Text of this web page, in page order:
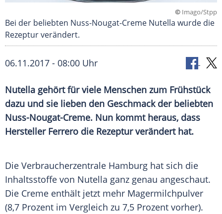
© Imago/Stpp
Bei der beliebten Nuss-Nougat-Creme Nutella wurde die
Rezeptur verändert.
06.11.2017 - 08:00 Uhr
Nutella gehört für viele Menschen zum Frühstück
dazu und sie lieben den Geschmack der beliebten
Nuss-Nougat-Creme. Nun kommt heraus, dass
Hersteller Ferrero die Rezeptur verändert hat.
Die Verbraucherzentrale Hamburg hat sich die
Inhaltsstoffe von Nutella ganz genau angeschaut.
Die Creme enthält jetzt mehr Magermilchpulver
(8,7 Prozent im Vergleich zu 7,5 Prozent vorher).